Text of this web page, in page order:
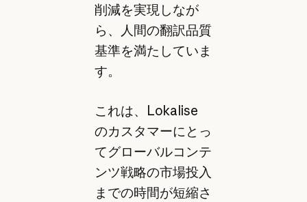
削減を実現しなが
ら、人間の翻訳品質
基準を満たしていま
す。
これは、Lokalise
のカスタマーにとっ
てグローバルコンテ
ンツ戦略の市場投入
までの時間が短縮さ